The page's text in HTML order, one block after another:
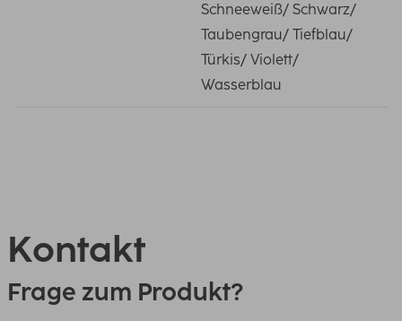
Schneeweiß/ Schwarz/
Taubengrau/ Tiefblau/
Türkis/ Violett/
Wasserblau
Kontakt
Frage zum Produkt?